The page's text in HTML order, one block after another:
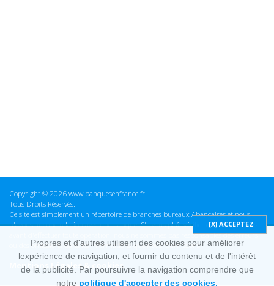
Copyright © 2026 www.banquesenfrance.fr
Tous Droits Réservés.
Ce site est simplement un répertoire de branches bureaux / bancaires et nous
n'avons aucune relation avec une banque. S'il vous plaît vérifier ces informations
avant d'effectuer toute opération, nous ne sommes pas responsables des erreurs
ou des omissions dans les informations que nous fournissons.
Mentions Légales & cookies
Propres et d'autres utilisent des cookies pour améliorer
lexpérience de navigation, et fournir du contenu et de l'intérêt
de la publicité. Par poursuivre la navigation comprendre que
notre politique d'accepter des cookies.